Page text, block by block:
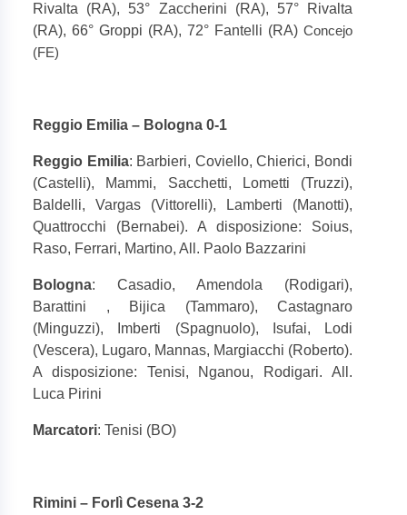
Rivalta (RA), 53° Zaccherini (RA), 57° Rivalta
(RA), 66° Groppi (RA), 72° Fantelli (RA) Concejo
(FE)
Reggio Emilia – Bologna 0-1
Reggio Emilia: Barbieri, Coviello, Chierici, Bondi
(Castelli), Mammi, Sacchetti, Lometti (Truzzi),
Baldelli, Vargas (Vittorelli), Lamberti (Manotti),
Quattrocchi (Bernabei). A disposizione: Soius,
Raso, Ferrari, Martino, All. Paolo Bazzarini
Bologna: Casadio, Amendola (Rodigari),
Barattini , Bijica (Tammaro), Castagnaro
(Minguzzi), Imberti (Spagnuolo), Isufai, Lodi
(Vescera), Lugaro, Mannas, Margiacchi (Roberto).
A disposizione: Tenisi, Nganou, Rodigari. All.
Luca Pirini
Marcatori: Tenisi (BO)
Rimini – Forlì Cesena 3-2